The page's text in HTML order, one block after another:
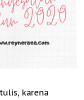
karena